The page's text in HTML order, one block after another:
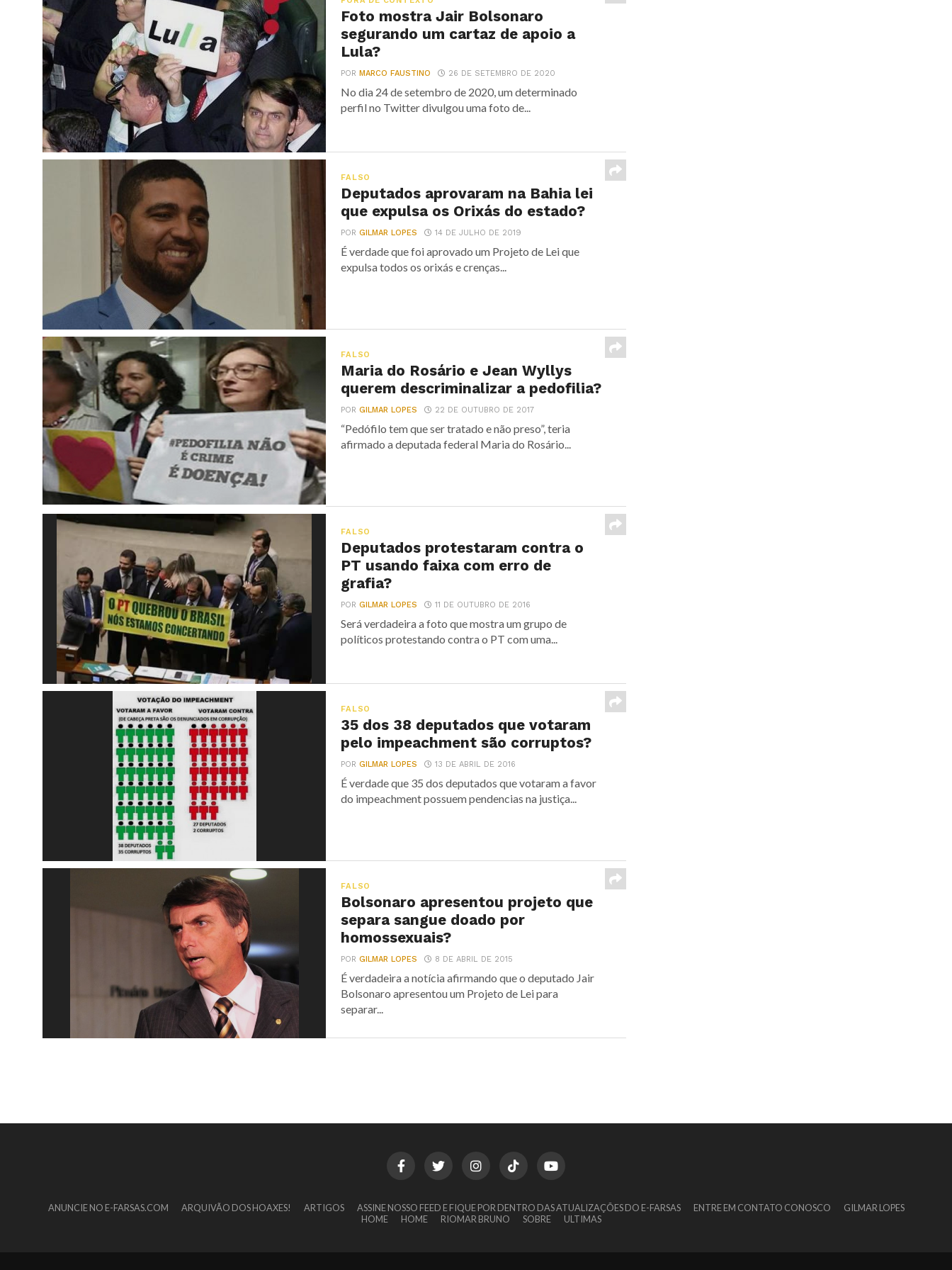
Foto mostra Jair Bolsonaro
segurando um cartaz de apoio a
Lula?
PORMARCO FAUSTINO 26 DE SETEMBRO DE 2020
No dia 24 de setembro de 2020, um determinado
perfil no Twitter divulgou uma foto de...
FALSO
Deputados aprovaram na Bahia lei
que expulsa os Orixás do estado?
PORGILMAR LOPES 14 DE JULHO DE 2019
É verdade que foi aprovado um Projeto de Lei que
expulsa todos os orixás e crenças...
FALSO
Maria do Rosário e Jean Wyllys
querem descriminalizar a pedofilia?
PORGILMAR LOPES 22 DE OUTUBRO DE 2017
“Pedófilo tem que ser tratado e não preso”, teria
afirmado a deputada federal Maria do Rosário...
FALSO
Deputados protestaram contra o
PT usando faixa com erro de
grafia?
PORGILMAR LOPES 11 DE OUTUBRO DE 2016
Será verdadeira a foto que mostra um grupo de
políticos protestando contra o PT com uma...
FALSO
35 dos 38 deputados que votaram
pelo impeachment são corruptos?
PORGILMAR LOPES 13 DE ABRIL DE 2016
É verdade que 35 dos deputados que votaram a favor
do impeachment possuem pendencias na justiça...
FALSO
Bolsonaro apresentou projeto que
separa sangue doado por
homossexuais?
PORGILMAR LOPES 8 DE ABRIL DE 2015
É verdadeira a notícia afirmando que o deputado Jair
Bolsonaro apresentou um Projeto de Lei para
separar...
ANUNCIE NO E-FARSAS.COM ARQUIVÃO DOS HOAXES! ARTIGOS ASSINE NOSSO FEED E FIQUE POR DENTRO DAS ATUALIZAÇÕES DO E-FARSAS ENTRE EM CONTATO CONOSCO
GILMAR LOPES
HOME
HOME RIOMAR BRUNO SOBRE ULTIMAS